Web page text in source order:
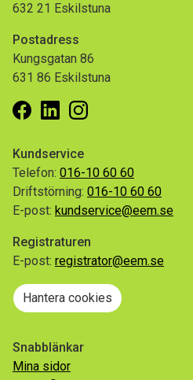
632 21 Eskilstuna
Postadress
Kungsgatan 86
631 86 Eskilstuna
Facebook
LinkedinInstagram
Kundservice
Telefon: 016-10 60 60
Driftstörning: 016-10 60 60
E-post: kundservice@eem.se
Registraturen
E-post: registrator@eem.se
Hantera cookies
Snabblänkar
Mina sidor